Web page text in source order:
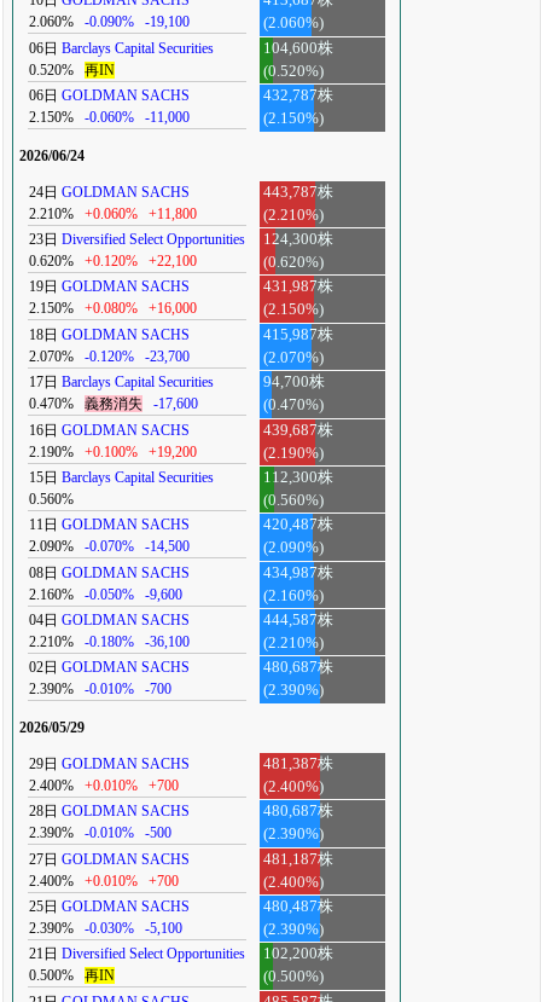
2.060%
-0.090% -19,100
(2.060%)
06日 Barclays Capital Securities
0.520%
再IN
104,600株
(0.520%)
06日 GOLDMAN SACHS
2.150%
-0.060% -11,000
432,787株
(2.150%)
2026/06/24
24日 GOLDMAN SACHS
2.210%
+0.060% +11,800
443,787株
(2.210%)
23日 Diversified Select Opportunities
0.620%
+0.120% +22,100
124,300株
(0.620%)
19日 GOLDMAN SACHS
2.150%
+0.080% +16,000
431,987株
(2.150%)
18日 GOLDMAN SACHS
2.070%
-0.120% -23,700
415,987株
(2.070%)
17日 Barclays Capital Securities
0.470%
義務消失 -17,600
94,700株
(0.470%)
16日 GOLDMAN SACHS
2.190%
+0.100% +19,200
439,687株
(2.190%)
15日 Barclays Capital Securities
0.560%
112,300株
(0.560%)
11日 GOLDMAN SACHS
2.090%
-0.070% -14,500
420,487株
(2.090%)
08日 GOLDMAN SACHS
2.160%
-0.050% -9,600
434,987株
(2.160%)
04日 GOLDMAN SACHS
2.210%
-0.180% -36,100
444,587株
(2.210%)
02日 GOLDMAN SACHS
2.390%
-0.010% -700
480,687株
(2.390%)
2026/05/29
29日 GOLDMAN SACHS
2.400%
+0.010% +700
481,387株
(2.400%)
28日 GOLDMAN SACHS
2.390%
-0.010% -500
480,687株
(2.390%)
27日 GOLDMAN SACHS
2.400%
+0.010% +700
481,187株
(2.400%)
25日 GOLDMAN SACHS
2.390%
-0.030% -5,100
480,487株
(2.390%)
21日 Diversified Select Opportunities
0.500%
再IN
102,200株
(0.500%)